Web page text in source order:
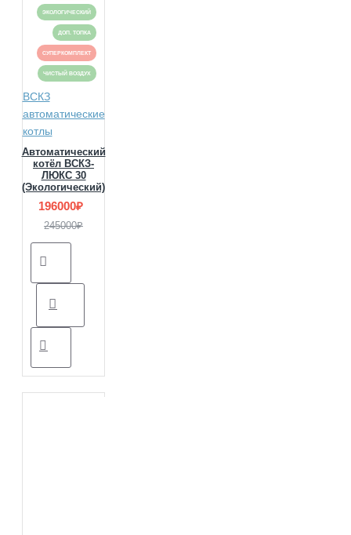
ЭКОЛОГИЧЕСКИЙ
ДОП. ТОПКА
СУПЕРКОМПЛЕКТ
ЧИСТЫЙ ВОЗДУХ
ВСКЗ
автоматические
котлы
Автоматический
котёл ВСКЗ-
ЛЮКС 30
(Экологический)
196000₽
245000₽